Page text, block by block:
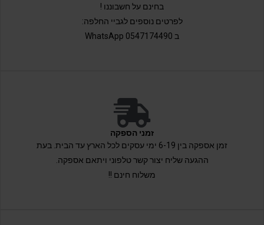
בחינם על חשבוננו !
לפרטים נוספים לגביי החלפה:
ב 0547174490 WhatsApp
זמני הספקה
זמן אספקה בין 6-19 ימי עסקים לכל הארץ עד הבית. בעת
ההגעה שליח יצור קשר טלפוני ויתאם אספקה.
משלוח חינם !!